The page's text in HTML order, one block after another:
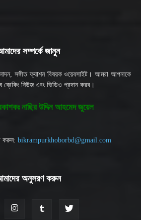
সম্পর্কে জানুন
সঙ্গীত ফ্যাশন বিষয়ক ওয়েবসাইট। আমরা আপনাকে
ব্রেকিং নিউজ এবং ভিডিও প্রদান করব।
নাছির উদ্দিন আহমেদ জুয়েল
করুন: bikrampurkhoborbd@gmail.com
অনুসরণ করুন